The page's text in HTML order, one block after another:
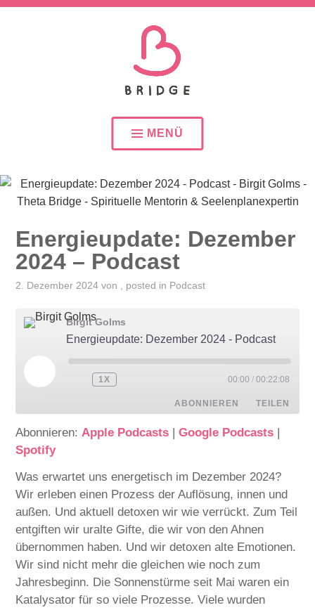
BIRGIT GOLMS – THETA
BRIDGE – SPIRITUELLE
MENTORIN &
SEELENPLANEXPERTIN
MENÜ
Energieupdate: Dezember
2024 – Podcast
2. Dezember 2024 von , posted in Podcast
Birgit Golms
Energieupdate: Dezember 2024 - Podcast
1X 00:00 / 00:22:08
ABONNIEREN TEILEN
RSS FEED
TEILEN
LINK
Abonnieren: Apple Podcasts |Google Podcasts |
Spotify
Was erwartet uns energetisch im Dezember 2024?
Wir erleben einen Prozess der Auflösung, innen und
außen. Und aktuell detoxen wir wie verrückt. Zum Teil
entgiften wir uralte Gifte, die wir von den Ahnen
übernommen haben. Und wir detoxen alte Emotionen.
Wir sind nicht mehr die gleichen wie noch zum
Jahresbeginn. Die Sonnenstürme seit Mai waren ein
Katalysator für so viele Prozesse. Viele wurden